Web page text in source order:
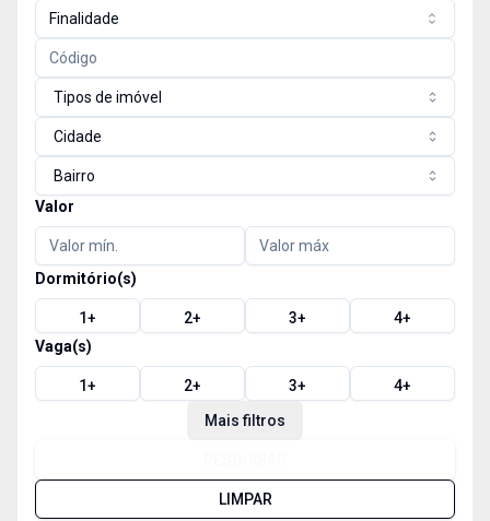
Finalidade
Tipos de imóvel
Cidade
Bairro
Valor
Dormitório(s)
1+ 2+ 3+ 4+
Vaga(s)
1+ 2+ 3+ 4+
Mais filtros
LIMPAR